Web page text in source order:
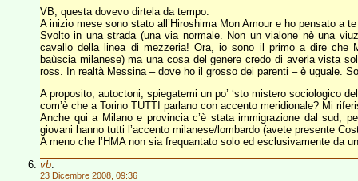
VB, questa dovevo dirtela da tempo.
A inizio mese sono stato all’Hiroshima Mon Amour e ho pensato a
Svolto in una strada (una via normale. Non un vialone nè una
cavallo della linea di mezzeria! Ora, io sono il primo a dire che
baùscia milanese) ma una cosa del genere credo di averla vista
ross. In realtà Messina – dove ho il grosso dei parenti – è uguale.
A proposito, autoctoni, spiegatemi un po’ ‘sto mistero sociologico
com’è che a Torino TUTTI parlano con accento meridionale? Mi
Anche qui a Milano e provincia c’è stata immigrazione dal sud,
giovani hanno tutti l’accento milanese/lombardo (avete presente
A meno che l’HMA non sia frequantato solo ed esclusivamente da
vb:
23 Dicembre 2008, 09:36